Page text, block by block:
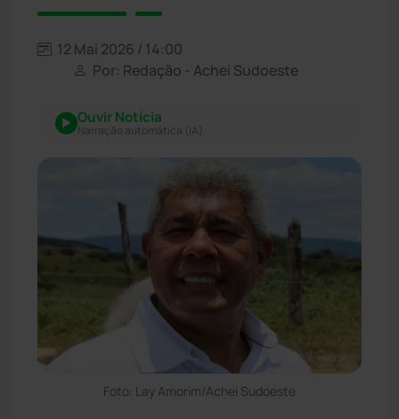
12 Mai 2026 / 14:00
Por: Redação - Achei Sudoeste
Ouvir Notícia
Narração automática (IA)
Foto: Lay Amorim/Achei Sudoeste